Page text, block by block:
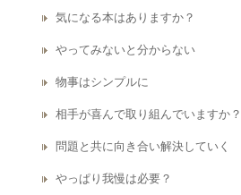
気になる本はありますか？
やってみないと分からない
物事はシンプルに
相手が喜んで取り組んでいますか？
問題と共に向き合い解決していく
やっぱり我慢は必要？